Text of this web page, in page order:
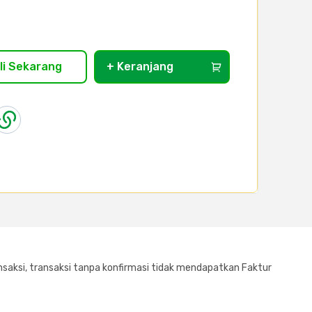
Sekarang + Keranjang
transaksi tanpa konfirmasi tidak mendapatkan Faktur